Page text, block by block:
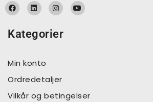
Kategorier
Min konto
Ordredetaljer
Vilkår og betingelser